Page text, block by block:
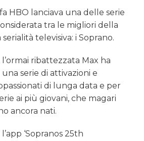
HBO lanciava una delle serie
tra le migliori della
serialità televisiva: i Soprano.
l’ormai ribattezzata Max ha
una serie di attivazioni e
di lunga data e per
ai più giovani, che magari
ancora nati.
‘Sopranos 25th